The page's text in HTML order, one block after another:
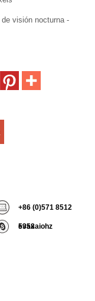
visión nocturna -
+86 (0)571 8512
5358
evaxaiohz